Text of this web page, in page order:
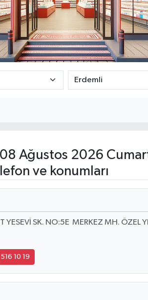
08 Ağustos 2026
ve konumları
SK. NO:5E MERKEZ MH. ÖZEL
10 19